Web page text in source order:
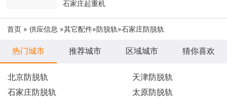
石家庄起重机
首页 » 供应信息 »其它配件»防脱轨»石家庄防脱轨
热门城市 推荐城市 区域城市 猜你喜欢
北京防脱轨
天津防脱轨
石家庄防脱轨
太原防脱轨